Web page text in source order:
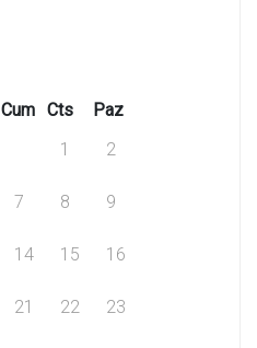
Cum Cts
Paz
1
2
7 8 9
14 15 16
21 22 23